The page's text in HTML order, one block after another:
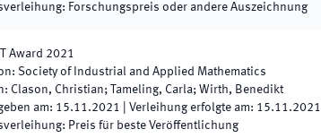
: Forschungspreis oder andere Auszeichnung
Award 2021
: Society of Industrial and Applied Mathematics
: Clason, Christian; Tameling, Carla; Wirth, Benedikt
am: 15.11.2021 Verleihung erfolgte am: 15.11.2021
: Preis für beste Veröffentlichung